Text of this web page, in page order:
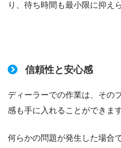
り、待ち時間も最小限に抑え
信頼性と安心感
ディーラーでの作業は、その
感も手に入れることができます
何らかの問題が発生した場合